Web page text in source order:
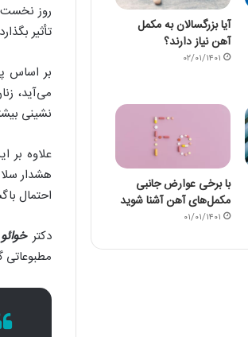
روز نخست
تأثیر
بر اساس
می‌آید،
‌نشینی
علاوه بر
هشدار
احتمال
دکتر
آیا بزرگسالان به مکمل
آهن نیاز دارند؟
۰۲/۰۱/۱۴۰۱
با برخی عوارض جانبی
مکمل‌های آهن آشنا شوید
۰۱/۰۱/۱۴۰۱